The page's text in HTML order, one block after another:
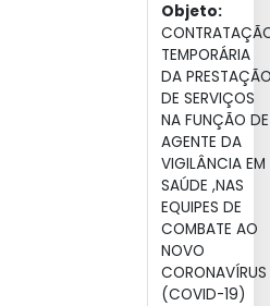
Objeto:
TEMPORÁRIA
DA
DE SERVIÇOS
NA FUNÇÃO DE
AGENTE DA
VIGILÂNCIA EM
SAÚDE ,NAS
EQUIPES DE
COMBATE AO
NOVO
CORONAVÍRUS
(COVID-19)